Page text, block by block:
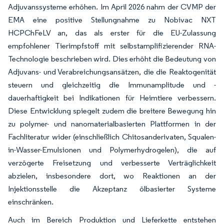
Adjuvanssysteme erhöhen. Im April 2026 nahm der CVMP der
EMA eine positive Stellungnahme zu Nobivac NXT
HCPChFeLV an, das als erster für die EU-Zulassung
empfohlener Tierimpfstoff mit selbstamplifizierender RNA-
Technologie beschrieben wird. Dies erhöht die Bedeutung von
Adjuvans- und Verabreichungsansätzen, die die Reaktogenität
steuern und gleichzeitig die Immunamplitude und -
dauerhaftigkeit bei Indikationen für Heimtiere verbessern.
Diese Entwicklung spiegelt zudem die breitere Bewegung hin
zu polymer- und nanomaterialbasierten Plattformen in der
Fachliteratur wider (einschließlich Chitosanderivaten, Squalen-
in-Wasser-Emulsionen und Polymerhydrogelen), die auf
verzögerte Freisetzung und verbesserte Verträglichkeit
abzielen, insbesondere dort, wo Reaktionen an der
Injektionsstelle die Akzeptanz ölbasierter Systeme
einschränken.
Auch im Bereich Produktion und Lieferkette entstehen